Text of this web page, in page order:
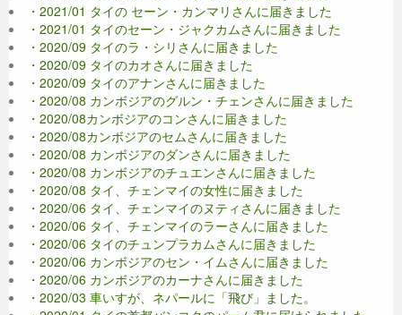
・2021/01 タイの セーン・カンマリさんに届きました
・2021/01 タイのセーン・ジャクカムさんに届きました
・2020/09 タイのラ・シリさんに届きました
・2020/09 タイのカオさんに届きました
・2020/09 タイのアナンさんに届きました
・2020/08 カンボジアのグルン・チェンさんに届きました
・2020/08カンボジアのコンさんに届きました
・2020/08カンボジアのセムさんに届きました
・2020/08 カンボジアのダンさんに届きました
・2020/08 カンボジアのチュエンさんに届きました
・2020/08 タイ、チェンマイの女性に届きました
・2020/06 タイ、チェンマイのヌティさんに届きました
・2020/06 タイ、チェンマイのラーさんに届きました
・2020/06 タイのチュンプラカムさんに届きました
・2020/06 カンボジアのセン・イムさんに届きました
・2020/06 カンボジアのカーナさんに届きました
・2020/03 車いすが、ネパールに「飛び」ました。